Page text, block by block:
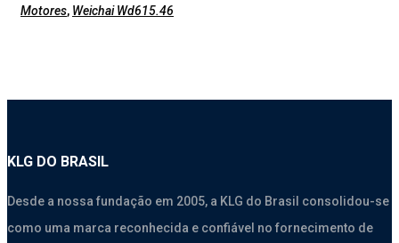
Motores, Weichai Wd615.46
KLG DO BRASIL
Desde a nossa fundação em 2005, a KLG do Brasil consolidou-se
como uma marca reconhecida e confiável no fornecimento de